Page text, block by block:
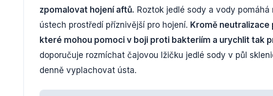
zpomalovat hojení aftů. Roztok jedlé sody a vody
ústech prostředí příznivější pro hojení. Kromě neutralizace
které mohou pomoci v boji proti bakteriím a urychlit tak
doporučuje rozmíchat čajovou lžičku jedlé sody v půl
denně vyplachovat ústa.